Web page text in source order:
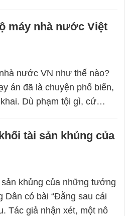
máy nhà nước Việt
nước VN như thế nào?
án đã là chuyện phổ biến,
Dù phạm tội gì, cứ…
tài sản khủng của
khủng của những tướng
Dân có bài “Đằng sau cái
Tác giả nhận xét, một nô